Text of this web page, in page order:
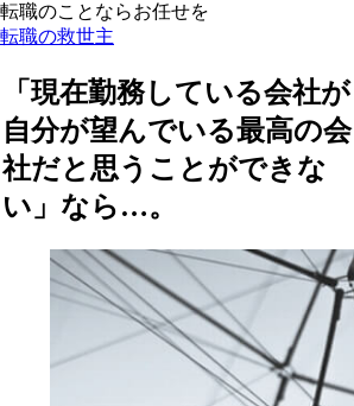
転職のことならお任せを
転職の救世主
「現在勤務している会社が
自分が望んでいる最高の会
社だと思うことができな
い」なら…。